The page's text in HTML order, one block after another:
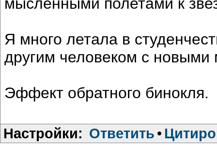
Я много летала в
другим человеком с
Эффект обратного бинокля.
Настройки: Ответить •